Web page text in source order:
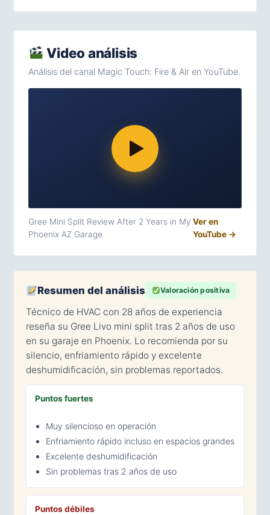
Video análisis
Análisis del canal Magic Touch: Fire & Air en YouTube.
Gree Mini Split Review After 2 Years in My
Phoenix AZ Garage
Ver en
YouTube →
Resumen del análisis Valoración positiva
Técnico de HVAC con 28 años de experiencia
reseña su Gree Livo mini split tras 2 años de uso
en su garaje en Phoenix. Lo recomienda por su
silencio, enfriamiento rápido y excelente
deshumidificación, sin problemas reportados.
Puntos fuertes
Muy silencioso en operación
Enfriamiento rápido incluso en espacios grandes
Excelente deshumidificación
Sin problemas tras 2 años de uso
Puntos débiles